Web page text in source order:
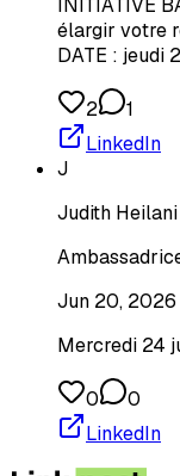
élargir votre
DATE : jeudi
2
1
LinkedIn
J
Judith
Jun 20, 2026
Mercredi 24
0
0
LinkedIn